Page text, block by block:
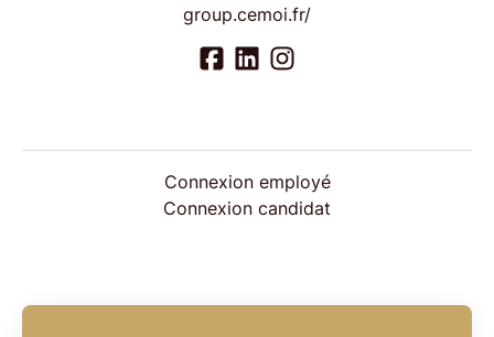
group.cemoi.fr/
Connexion employé
Connexion candidat